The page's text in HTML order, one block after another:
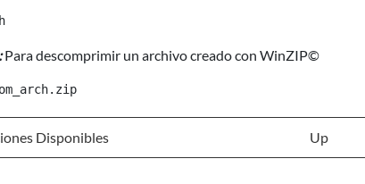
Para descomprimir un archivo creado con WinZIP©
Disponibles Up